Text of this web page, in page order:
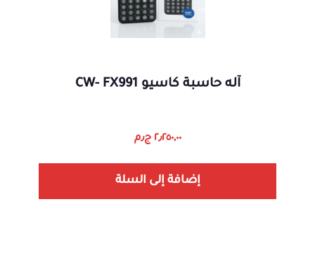
آله حاسبة كاسيو CW- FX991
٢٫٢٥٠,٠٠ ج٫م
إضافة إلى السلة